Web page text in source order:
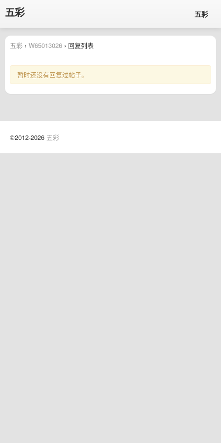
五彩 五彩
五彩 › W65013026 › 回复列表
暂时还没有回复过帖子。
©2012-2026 五彩